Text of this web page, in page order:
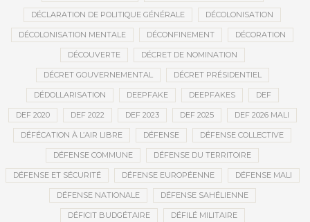
DÉCLARATION DE POLITIQUE GÉNÉRALE DÉCOLONISATION
DÉCOLONISATION MENTALE DÉCONFINEMENT DÉCORATION
DÉCOUVERTE DÉCRET DE NOMINATION
DÉCRET GOUVERNEMENTAL DÉCRET PRÉSIDENTIEL
DÉDOLLARISATION DEEPFAKE DEEPFAKES DEF
DEF 2020 DEF 2022 DEF 2023 DEF 2025 DEF 2026 MALI
DÉFÉCATION À L’AIR LIBRE DÉFENSE DÉFENSE COLLECTIVE
DÉFENSE COMMUNE DÉFENSE DU TERRITOIRE
DÉFENSE ET SÉCURITÉ DÉFENSE EUROPÉENNE DÉFENSE MALI
DÉFENSE NATIONALE DÉFENSE SAHÉLIENNE
DÉFICIT BUDGÉTAIRE DÉFILÉ MILITAIRE